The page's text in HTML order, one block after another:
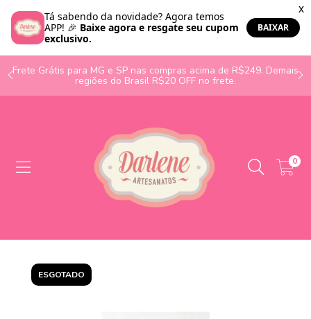
Frete Grátis para MG e SP nas compras acima de R$249. Demais
regiões do Brasil R$20 OFF no frete.
0
ESGOTADO